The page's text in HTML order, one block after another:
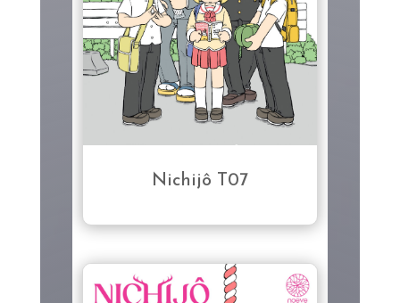
Nichijô T07